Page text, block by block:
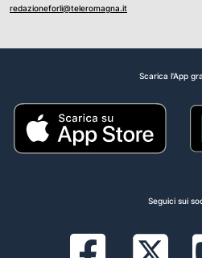
redazioneforli@teleromagna.it
Scarica l'App
Seguici sui